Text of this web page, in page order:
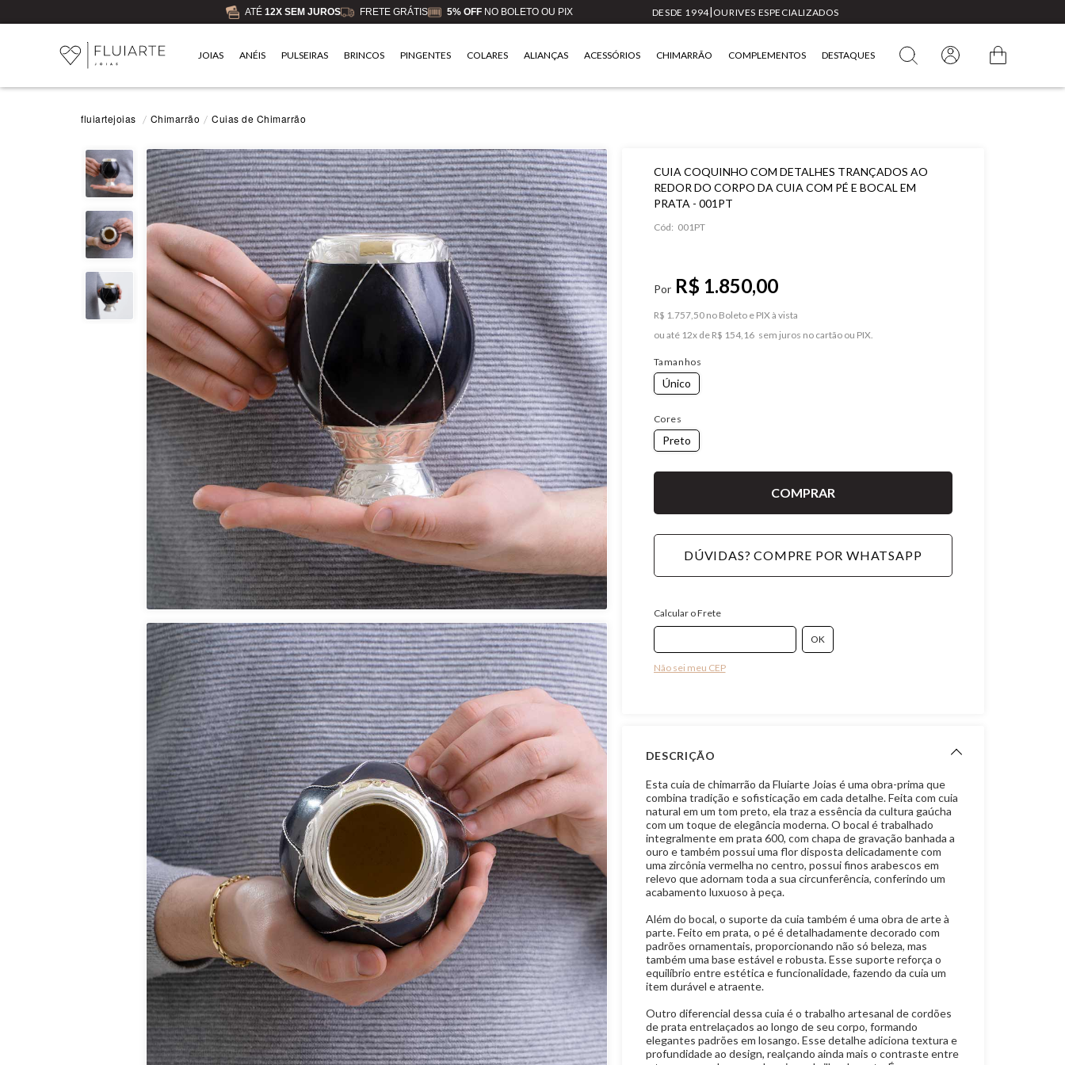
ATÉ 12X SEM JUROS FRETE GRÁTIS 5% OFFNO BOLETO OU PIX DESDE 1994| OURIVES ESPECIALIZADOS
JOIAS ANÉIS PULSEIRAS BRINCOS PINGENTES COLARES ALIANÇAS ACESSÓRIOS CHIMARRÃO COMPLEMENTOS DESTAQUES
fluiartejoias Chimarrão Cuias de Chimarrão
CUIA COQUINHO COM DETALHES TRANÇADOS AO
REDOR DO CORPO DA CUIA COM PÉ E BOCAL EM
PRATA - 001PT
Cód: 001PT
R$ 1.850,00
R$ 1.757,50 no Boleto e PIX
ou
12xde R$ 154,16
Tamanhos
Único
Cores
Preto
DÚVIDAS? COMPRE POR WHATSAPP
Calcular o Frete
Não sei meu CEP
DESCRIÇÃO
Esta cuia de chimarrão da Fluiarte Joias é uma obra-prima que
combina tradição e sofisticação em cada detalhe. Feita com cuia
natural em um tom preto, ela traz a essência da cultura gaúcha
com um toque de elegância moderna. O bocal é trabalhado
integralmente em prata 600, com chapa de gravação banhada a
ouro e também possui uma flor disposta delicadamente com
uma zircônia vermelha no centro, possui finos arabescos em
relevo que adornam toda a sua circunferência, conferindo um
acabamento luxuoso à peça.
Além do bocal, o suporte da cuia também é uma obra de arte à
parte. Feito em prata, o pé é detalhadamente decorado com
padrões ornamentais, proporcionando não só beleza, mas
também uma base estável e robusta. Esse suporte reforça o
equilíbrio entre estética e funcionalidade, fazendo da cuia um
item durável e atraente.
Outro diferencial dessa cuia é o trabalho artesanal de cordões
de prata entrelaçados ao longo de seu corpo, formando
elegantes padrões em losango. Esse detalhe adiciona textura e
profundidade ao design, realçando ainda mais o contraste entre